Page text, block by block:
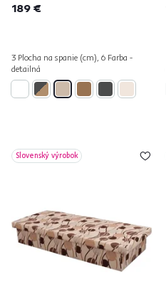
189 €
3 Plocha na spanie (cm), 6 Farba -
detailná
Slovenský výrobok